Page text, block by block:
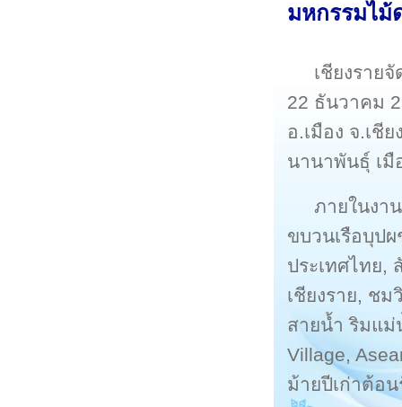
มหกรรมไม้
เชียงราย
22 ธันวาคม
อ.เมือง จ.เชี
นานาพันธุ์ เมื
ภายในงา
ขบวนเรือบุป
ประเทศไทย,
เชียงราย, ช
สายน้ำ ริมแม่
Village,
ม้ายปีเก่าต้อ